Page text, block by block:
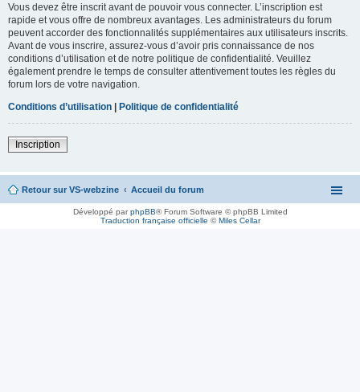
Vous devez être inscrit avant de pouvoir vous connecter. L’inscription est
rapide et vous offre de nombreux avantages. Les administrateurs du forum
peuvent accorder des fonctionnalités supplémentaires aux utilisateurs inscrits.
Avant de vous inscrire, assurez-vous d’avoir pris connaissance de nos
conditions d’utilisation et de notre politique de confidentialité. Veuillez
également prendre le temps de consulter attentivement toutes les règles du
forum lors de votre navigation.
Conditions d’utilisation | Politique de confidentialité
Inscription
Retour sur VS-webzine Accueil du forum
Développé parphpBB® Forum Software © phpBB Limited
Traduction française officielle ©Miles Cellar